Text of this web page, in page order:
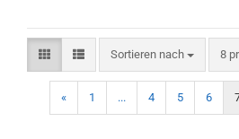
Sortieren nach
Sortieren nach 8
pro
« 1 ... 4 5 6